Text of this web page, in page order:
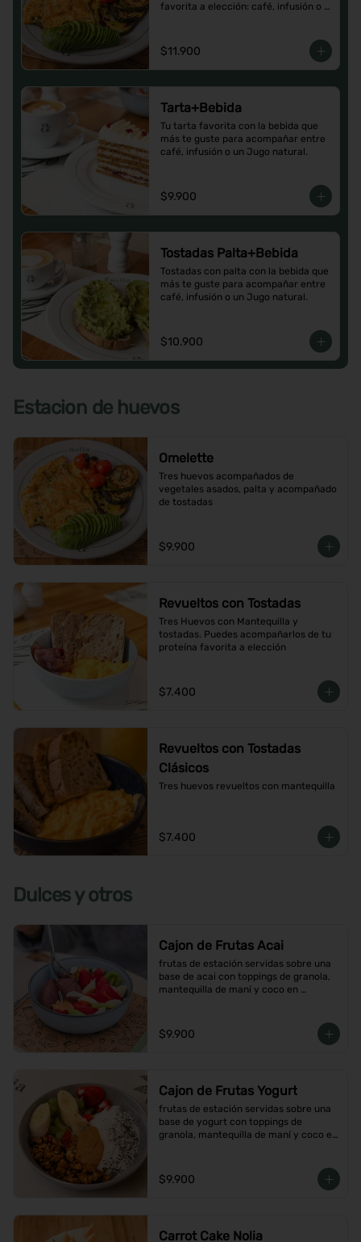
favorita a elección: café, infusión o
$11.900
Tarta+Bebida
Tu tarta favorita con la bebida que
más te guste para acompañar entre
café, infusión o un Jugo natural.
$9.900
Tostadas Palta+Bebida
Tostadas con palta con la bebida que
más te guste para acompañar entre
café, infusión o un Jugo natural.
$10.900
Estacion de huevos
Omelette
Tres huevos acompañados de
vegetales asados, palta y acompañado
de tostadas
$9.900
Revueltos con Tostadas
Tres Huevos con Mantequilla y
tostadas. Puedes acompañarlos de tu
proteína favorita a elección
$7.400
Revueltos con Tostadas
Clásicos
Tres huevos revueltos con mantequilla
$7.400
Dulces y otros
Cajon de Frutas Acai
frutas de estación servidas sobre una
base de acai con toppings de granola,
mantequilla de maní y coco en
$9.900
Cajon de Frutas Yogurt
frutas de estación servidas sobre una
base de yogurt con toppings de
granola, mantequilla de maní y coco en
$9.900
Carrot Cake Nolia